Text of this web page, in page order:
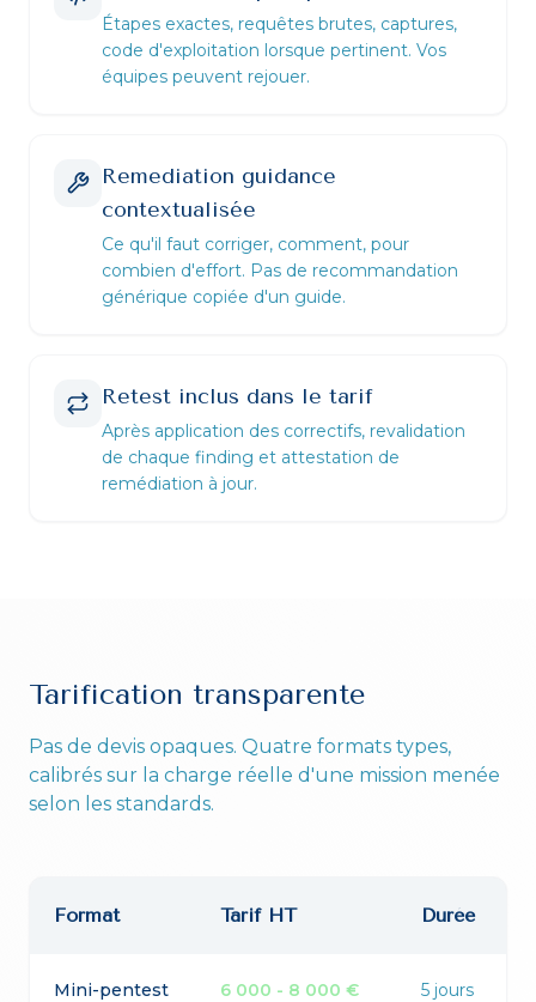
Étapes exactes, requêtes brutes, captures,
code d'exploitation lorsque pertinent. Vos
équipes peuvent rejouer.
Remediation guidance
contextualisée
Ce qu'il faut corriger, comment, pour
combien d'effort. Pas de recommandation
générique copiée d'un guide.
Retest inclus dans le tarif
Après application des correctifs, revalidation
de chaque finding et attestation de
remédiation à jour.
Tarification transparente
Pas de devis opaques. Quatre formats types,
calibrés sur la charge réelle d'une mission menée
selon les standards.
Format Tarif HT Durée
Mini-pentest
6 000 - 8 000 € 5 jours